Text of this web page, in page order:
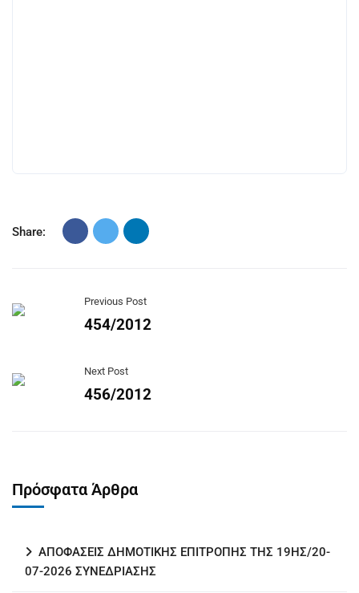
Share:
Previous Post
454/2012
Next Post
456/2012
Πρόσφατα Άρθρα
ΑΠΟΦΑΣΕΙΣ ΔΗΜΟΤΙΚΗΣ ΕΠΙΤΡΟΠΗΣ ΤΗΣ 19ΗΣ/20-
07-2026 ΣΥΝΕΔΡΙΑΣΗΣ